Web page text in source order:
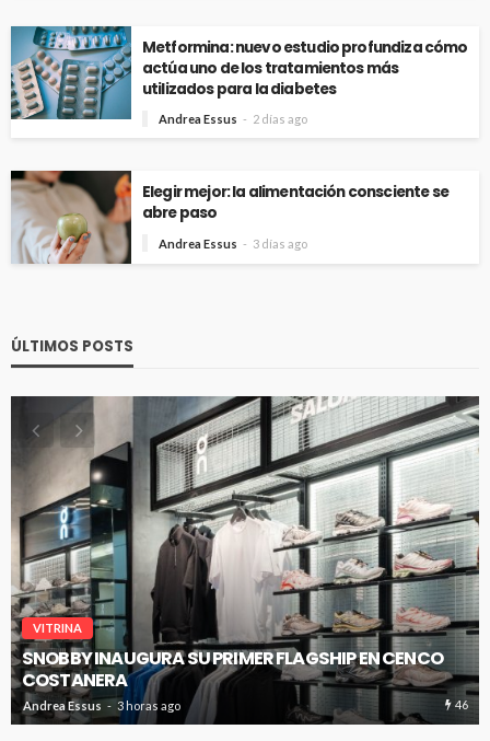
Metformina: nuevo estudio profundiza cómo
actúa uno de los tratamientos más
utilizados para la diabetes
Andrea Essus 2 días ago
Elegir mejor: la alimentación consciente se
abre paso
Andrea Essus 3 días ago
ÚLTIMOS POSTS
VITRINA
SNOBBY INAUGURA SU PRIMER FLAGSHIP EN CENCO
COSTANERA
Andrea Essus 3 horas ago 46